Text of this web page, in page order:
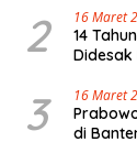
2 16 Maret
14
Didesak
3 16 Maret
di